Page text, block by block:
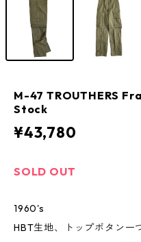
M-47 TROUTHERS
Stock
¥43,780
SOLD OUT
1960's
HBT生地、トップボタン一